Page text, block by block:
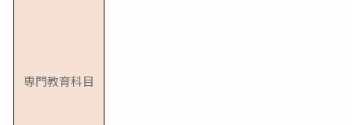
専門教育科目